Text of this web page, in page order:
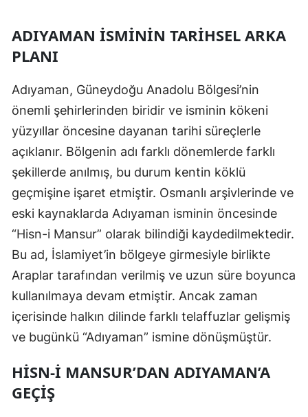
Diyarbakır
Edirne
Elazığ
Erzincan
Erzurum
Eskişehir
Gaziantep
Giresun
Gümüşhane
ADIYAMAN İSMININ TARIHSEL ARKA
PLANI
Adıyaman, Güneydoğu Anadolu Bölgesi’nin
önemli şehirlerinden biridir ve isminin kökeni
yüzyıllar öncesine dayanan tarihi süreçlerle
açıklanır. Bölgenin adı farklı dönemlerde farklı
şekillerde anılmış, bu durum kentin köklü
geçmişine işaret etmiştir. Osmanlı arşivlerinde ve
eski kaynaklarda Adıyaman isminin öncesinde
“Hisn-i Mansur” olarak bilindiği kaydedilmektedir.
Bu ad, İslamiyet’in bölgeye girmesiyle birlikte
Araplar tarafından verilmiş ve uzun süre boyunca
kullanılmaya devam etmiştir. Ancak zaman
içerisinde halkın dilinde farklı telaffuzlar gelişmiş
ve bugünkü “Adıyaman” ismine dönüşmüştür.
HISN-I MANSUR’DAN ADIYAMAN’A
GEÇIŞ